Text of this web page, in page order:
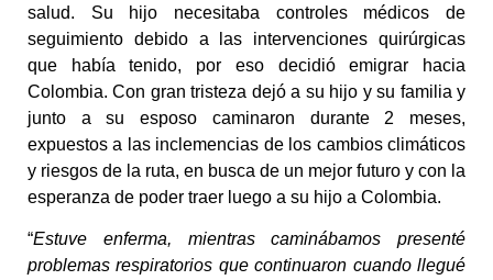
salud. Su hijo necesitaba controles médicos de
seguimiento debido a las intervenciones quirúrgicas
que había tenido, por eso decidió emigrar hacia
Colombia. Con gran tristeza dejó a su hijo y su familia y
junto a su esposo caminaron durante 2 meses,
expuestos a las inclemencias de los cambios climáticos
y riesgos de la ruta, en busca de un mejor futuro y con la
esperanza de poder traer luego a su hijo a Colombia.
“Estuve enferma, mientras caminábamos presenté
problemas respiratorios que continuaron cuando llegué